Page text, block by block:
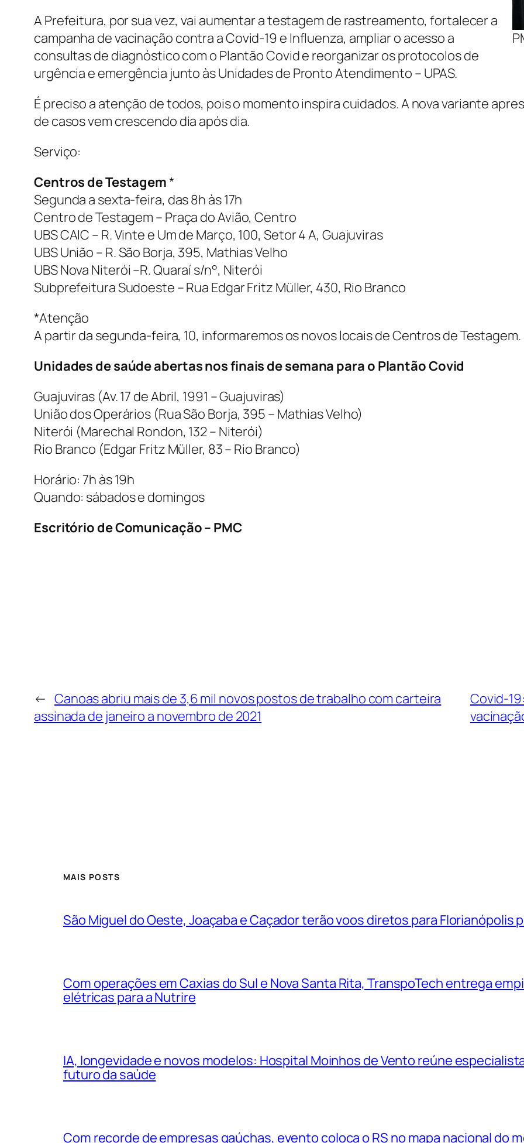
A Prefeitura, por sua vez, vai aumentar a testagem de rastreamento, fortalecer a
campanha de vacinação contra a Covid-19 e Influenza, ampliar o acesso a
consultas de diagnóstico com o Plantão Covid e reorganizar os protocolos de
urgência e emergência junto às Unidades de Pronto Atendimento – UPAS.
É preciso a atenção de todos, pois o momento inspira cuidados. A nova variante
de casos vem crescendo dia após dia.
Serviço:
Centros de Testagem*
Segunda a sexta-feira, das 8h às 17h
Centro de Testagem – Praça do Avião, Centro
UBS CAIC – R. Vinte e Um de Março, 100, Setor 4 A, Guajuviras
UBS União – R. São Borja, 395, Mathias Velho
UBS Nova Niterói –R. Quaraí s/n°, Niterói
Subprefeitura Sudoeste – Rua Edgar Fritz Müller, 430, Rio Branco
*Atenção
A partir da segunda-feira, 10, informaremos os novos locais de Centros de Testagem.
Unidades de saúde abertas nos finais de semana para o Plantão Covid
Guajuviras (Av. 17 de Abril, 1991 – Guajuviras)
União dos Operários (Rua São Borja, 395 – Mathias Velho)
Niterói (Marechal Rondon, 132 – Niterói)
Rio Branco (Edgar Fritz Müller, 83 – Rio Branco)
Horário: 7h às 19h
Quando: sábados e domingos
Escritório de Comunicação – PMC
← Canoas abriu mais de 3,6 mil novos postos de trabalho com carteira
assinada de janeiro a novembro de 2021
Covid-
MAIS POSTS
São Miguel do Oeste, Joaçaba e Caçador terão voos diretos para Florianópolis
Com operações em Caxias do Sul e Nova Santa Rita, TranspoTech entrega
elétricas para a Nutrire
IA, longevidade e novos modelos: Hospital Moinhos de Vento reúne
futuro da saúde
Com recorde de empresas gaúchas, evento coloca o RS no mapa nacional do